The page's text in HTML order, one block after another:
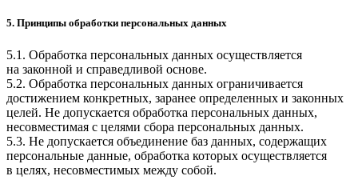
5. Принципы обработки персональных данных
5.1. Обработка персональных данных осуществляется
на законной и справедливой основе.
5.2. Обработка персональных данных ограничивается
достижением конкретных, заранее определенных и законных
целей. Не допускается обработка персональных данных,
несовместимая с целями сбора персональных данных.
5.3. Не допускается объединение баз данных, содержащих
персональные данные, обработка которых осуществляется
в целях, несовместимых между собой.